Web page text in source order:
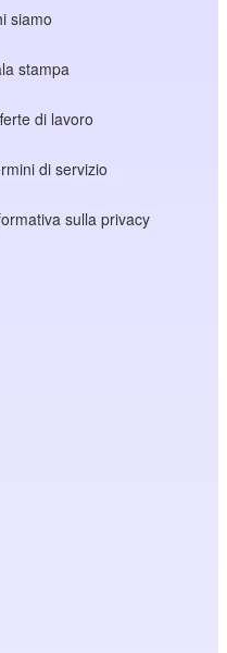
siamo
stampa
di lavoro
di servizio
sulla privacy